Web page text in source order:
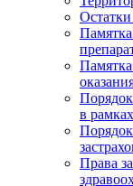
в
Права